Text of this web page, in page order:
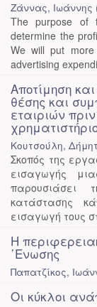
Ζάννας, Ιωάννης
The purpose of
determine the
We will put
advertising
Αποτίμηση
θέσης και
εταιριών
Κουτσούλη,
Σκοπός της
εισαγωγής
παρουσιάσει
κατάστασης
εισαγωγή τους
Η
΄Ενωσης
Παπατζίκος,
Οι κύκλοι